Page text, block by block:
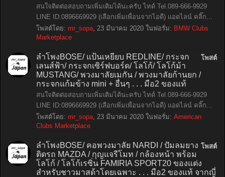
สนใจติดต่อสอบถามเพิ่มเติมได้นะครับ ไทด์ Tel.089-666-9929
LINE ID:0896669929 (เลือกเพิ่มเพื่อนจากไอดี) แอดไลน์ คลิ๊ก...
โพสต์โดย: mr_sopa, 23 มีนาคม 2020 ในฟอรั่ม: BMW Clubs
Marketplace
โพสต์
ลำโพงBOSE/ แป้นเหยียบ REDLINE/ กระจก
เลนส์ฟ้า/ กระจกเซิร์ฟบอร์ด/ โลโก้/ โลโก้ม้า
MUSTANG/ พวงมาลัยเมกัน / พวงมาลัยก้านยก /
กระจกแก้มข้าง mini + อื่นๆ . . . มือ2 ของแท้
สนใจติดต่อสอบถามเพิ่มเติมได้นะครับ ไทด์ Tel.089-666-9929
LINE ID:0896669929 (เลือกเพิ่มเพื่อนจากไอดี) แอดไลน์ คลิ๊ก...
โพสต์โดย: mr_sopa, 23 มีนาคม 2020 ในฟอรั่ม: American
Clubs Marketplace
โพสต์
ลำโพงBOSE/ คอพวงมาลัย NARDI / ปั้มลมยาง
ติดรถ MAZDA / กุญแจรีโมท / กล้องหน้า พร้อม
โลโก้ / โลโก้เรซิ่น FAMIRIA SPORT20 ของแต่ง
สำหรับชาวมาสด้าโดยเฉพาะ . . . มือ2 ของแท้ จากญี่